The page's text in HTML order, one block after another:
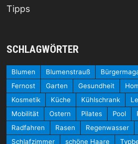
Tipps
SCHLAGWÖRTER
Blumen Blumenstrauß
Fernost
Garten Gesundheit
Kosmetik
Küche Kühlschrank
Mobilität
Ostern Pilates Pool
Radfahren
Rasen Regenwasser
Schlafzimmer
schöne Haare